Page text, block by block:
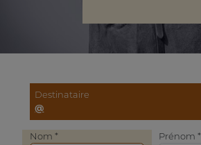
Destinataire
@
Nom * Prénom *